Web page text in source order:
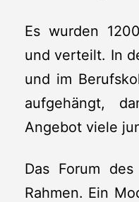
Es wurden
und verteilt. In
und im
aufgehängt,
Angebot viele
Das Forum
Rahmen. Ein